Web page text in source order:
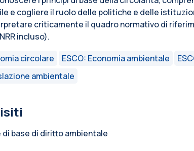
e cogliere il ruolo delle politiche e delle
criticamente il quadro normativo di
incluso).
circolare
ESCO: Economia ambientale
ambientale
base di diritto ambientale